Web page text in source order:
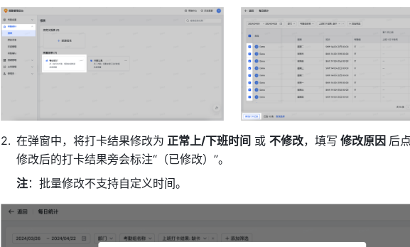
在弹窗中，将打卡结果修改为 正常上/下班时间 或 不修改，填写 修改原因 后
修改后的打卡结果旁会标注“（已修改）”。
注：批量修改不支持自定义时间。